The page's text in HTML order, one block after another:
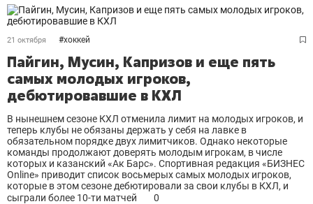
21 октября #хоккей
Пайгин, Мусин, Капризов и еще пять
самых молодых игроков,
дебютировавшие в КХЛ
В нынешнем сезоне КХЛ отменила лимит на молодых игроков, и
теперь клубы не обязаны держать у себя на лавке в
обязательном порядке двух лимитчиков. Однако некоторые
команды продолжают доверять молодым игрокам, в числе
которых и казанский «Ак Барс». Спортивная редакция «БИЗНЕС
Online» приводит список восьмерых самых молодых игроков,
которые в этом сезоне дебютировали за свои клубы в КХЛ, и
сыграли более 10-ти матчей
0